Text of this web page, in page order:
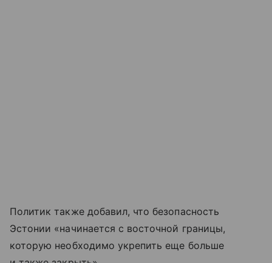
Политик также добавил, что безопасность
Эстонии «начинается с восточной границы,
которую необходимо укрепить еще больше